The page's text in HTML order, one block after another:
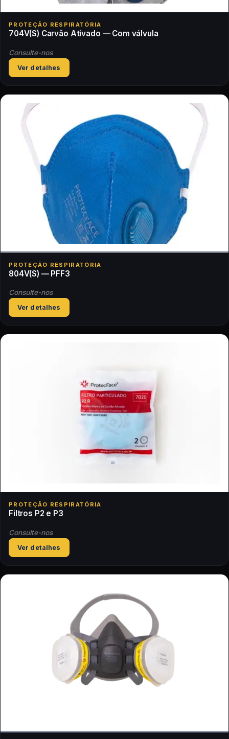
PROTEÇÃO RESPIRATÓRIA
704V(S) Carvão Ativado — Com válvula
Consulte-nos
Ver detalhes
PROTEÇÃO RESPIRATÓRIA
804V(S) — PFF3
Consulte-nos
Ver detalhes
PROTEÇÃO RESPIRATÓRIA
Filtros P2 e P3
Consulte-nos
Ver detalhes